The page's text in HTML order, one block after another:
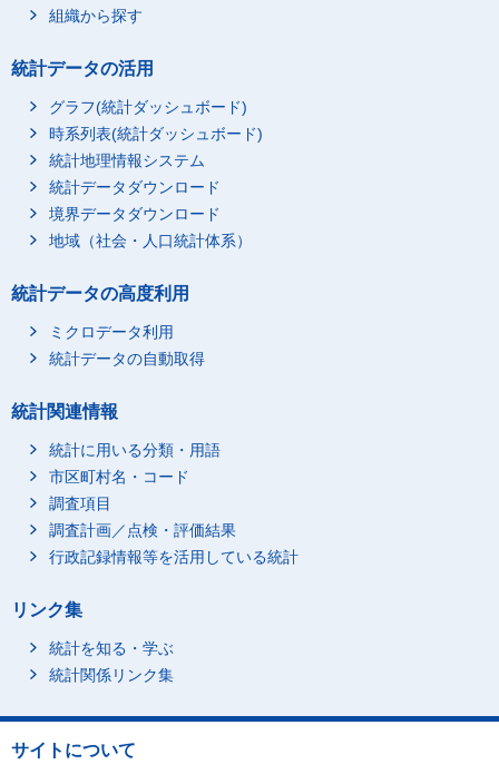
組織から探す
統計データの活用
グラフ(統計ダッシュボード)
時系列表(統計ダッシュボード)
統計地理情報システム
統計データダウンロード
境界データダウンロード
地域（社会・人口統計体系）
統計データの高度利用
ミクロデータ利用
統計データの自動取得
統計関連情報
統計に用いる分類・用語
市区町村名・コード
調査項目
調査計画／点検・評価結果
行政記録情報等を活用している統計
リンク集
統計を知る・学ぶ
統計関係リンク集
サイトについて